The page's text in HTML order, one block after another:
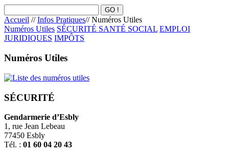
Accueil // Infos Pratiques// Numéros Utiles
Numéros Utiles SÉCURITÉ SANTÉ SOCIAL EMPLOI
JURIDIQUES IMPÔTS
Numéros Utiles
SÉCURITÉ
Gendarmerie d’Esbly
1, rue Jean Lebeau
77450 Esbly
Tél. : 01 60 04 20 43